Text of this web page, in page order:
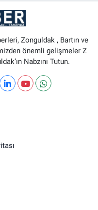
Zonguldak , Bartın ve
önemli gelişmeler Z
Nabzını Tutun.